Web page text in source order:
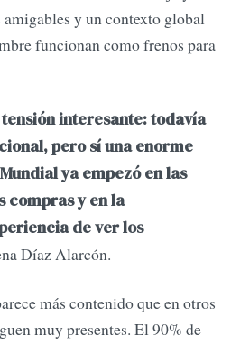
y un contexto global
funcionan como frenos para
tensión interesante: todavía
pero sí una enorme
ya empezó en las
compras y en la
de ver los
Díaz Alarcón.
más contenido que en otros
muy presentes. El 90% de